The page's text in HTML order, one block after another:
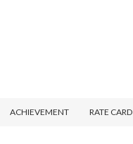
ACHIEVEMENT RATE CARD